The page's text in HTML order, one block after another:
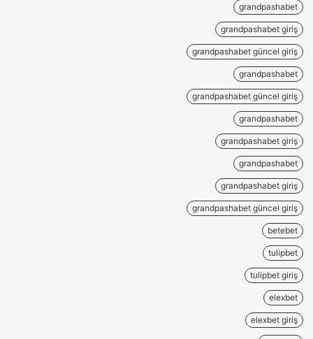
grandpashabet
grandpashabet giriş
grandpashabet güncel giriş
grandpashabet
grandpashabet güncel giriş
grandpashabet
grandpashabet giriş
grandpashabet
grandpashabet giriş
grandpashabet güncel giriş
betebet
tulipbet
tulipbet giriş
elexbet
elexbet giriş